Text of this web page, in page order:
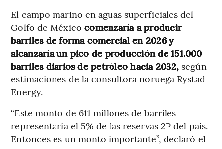
El campo marino en aguas superficiales del
Golfo de México comenzaría a producir
barriles de forma comercial en 2026 y
alcanzaría un pico de producción de 151.000
barriles diarios de petróleo hacia 2032, según
estimaciones de la consultora noruega Rystad
Energy.
“Este monto de 611 millones de barriles
representaría el 5% de las reservas 2P del país.
Entonces es un monto importante”, declaró el